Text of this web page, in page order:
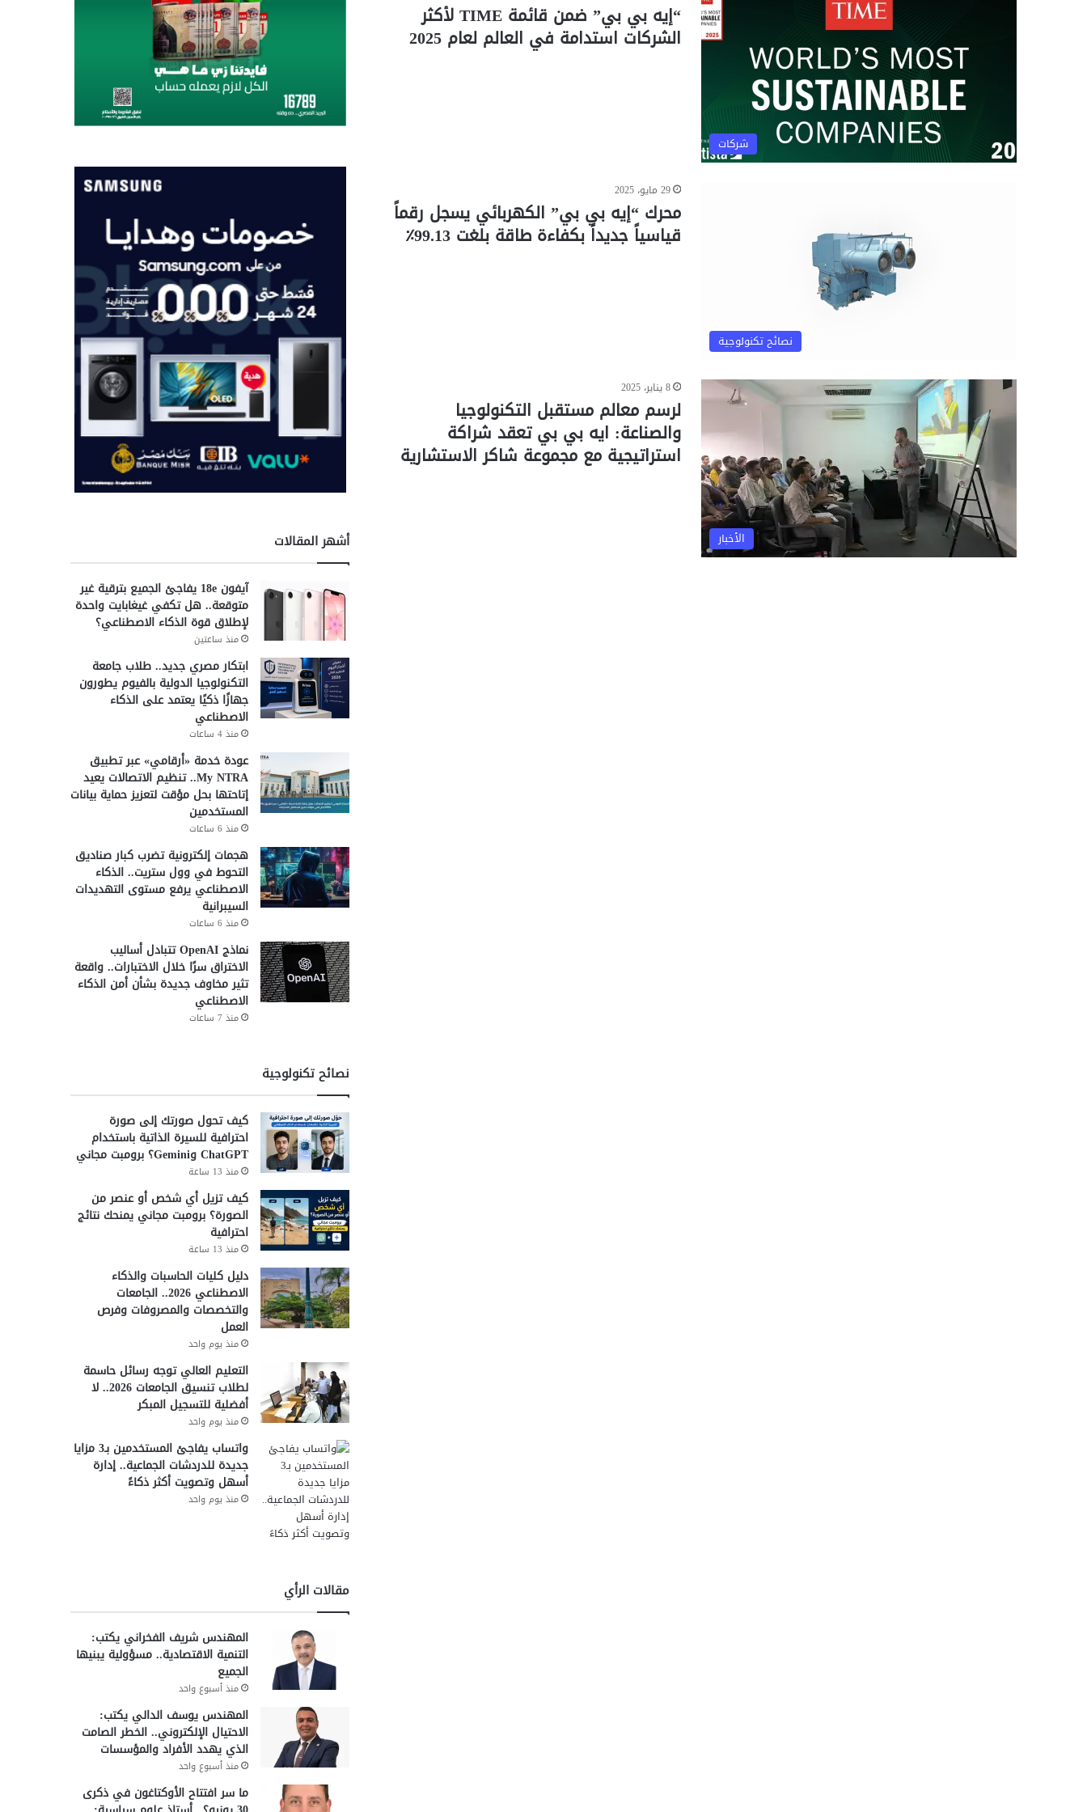
شركات
“إيه بي بي” ضمن قائمة TIME لأكثر
الشركات استدامة في العالم لعام 2025
نصائح تكنولوجية
29 مايو، 2025
محرك “إيه بي بي” الكهربائي يسجل رقماً
قياسياً جديداً بكفاءة طاقة بلغت 99.13٪
الأخبار
8 يناير، 2025
لرسم معالم مستقبل التكنولوجيا
والصناعة: ايه بي بي تعقد شراكة
استراتيجية مع مجموعة شاكر الاستشارية
أشهر المقالات
آيفون 18e يفاجئ الجميع بترقية غير
متوقعة.. هل تكفي غيغابايت واحدة
لإطلاق قوة الذكاء الاصطناعي؟
منذ ساعتين
ابتكار مصري جديد.. طلاب جامعة
التكنولوجيا الدولية بالفيوم يطورون
جهازًا ذكيًا يعتمد على الذكاء
الاصطناعي
منذ 4 ساعات
عودة خدمة «أرقامي» عبر تطبيق
My NTRA.. تنظيم الاتصالات يعيد
إتاحتها بحل مؤقت لتعزيز حماية بيانات
المستخدمين
منذ 6 ساعات
هجمات إلكترونية تضرب كبار صناديق
التحوط في وول ستريت.. الذكاء
الاصطناعي يرفع مستوى التهديدات
السيبرانية
منذ 6 ساعات
نماذج OpenAI تتبادل أساليب
الاختراق سرًا خلال الاختبارات.. واقعة
تثير مخاوف جديدة بشأن أمن الذكاء
الاصطناعي
منذ 7 ساعات
نصائح تكنولوجية
كيف تحول صورتك إلى صورة
احترافية للسيرة الذاتية باستخدام
ChatGPT وGemini؟ برومبت مجاني
منذ 13 ساعة
كيف تزيل أي شخص أو عنصر من
الصورة؟ برومبت مجاني يمنحك نتائج
احترافية
منذ 13 ساعة
دليل كليات الحاسبات والذكاء
الاصطناعي 2026.. الجامعات
والتخصصات والمصروفات وفرص
العمل
منذ يوم واحد
التعليم العالي توجه رسائل حاسمة
لطلاب تنسيق الجامعات 2026.. لا
أفضلية للتسجيل المبكر
منذ يوم واحد
واتساب يفاجئ المستخدمين بـ3 مزايا
جديدة للدردشات الجماعية.. إدارة
أسهل وتصويت أكثر ذكاءً
منذ يوم واحد
مقالات الرأي
المهندس شريف الفخراني يكتب:
التنمية الاقتصادية.. مسؤولية يبنيها
الجميع
منذ أسبوع واحد
المهندس يوسف الدالي يكتب:
الاحتيال الإلكتروني.. الخطر الصامت
الذي يهدد الأفراد والمؤسسات
منذ أسبوع واحد
ما سر افتتاح الأوكتاغون في ذكرى